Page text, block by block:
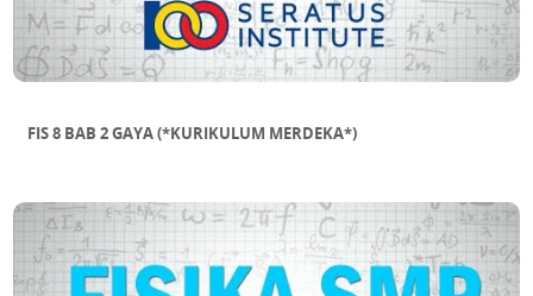
FIS 8 BAB 2 GAYA (*KURIKULUM MERDEKA*)